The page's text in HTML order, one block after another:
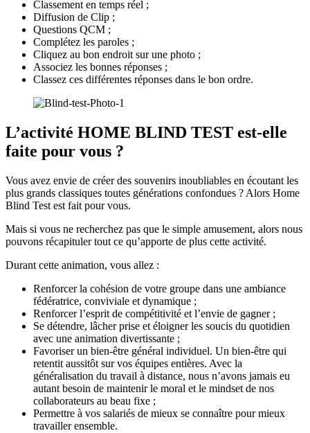
Classement en temps réel ;
Diffusion de Clip ;
Questions QCM ;
Complétez les paroles ;
Cliquez au bon endroit sur une photo ;
Associez les bonnes réponses ;
Classez ces différentes réponses dans le bon ordre.
L’activité HOME BLIND TEST est-elle
faite pour vous ?
Vous avez envie de créer des souvenirs inoubliables en écoutant les
plus grands classiques toutes générations confondues ? Alors Home
Blind Test est fait pour vous.
Mais si vous ne recherchez pas que le simple amusement, alors nous
pouvons récapituler tout ce qu’apporte de plus cette activité.
Durant cette animation, vous allez :
Renforcer la cohésion de votre groupe dans une ambiance
fédératrice, conviviale et dynamique ;
Renforcer l’esprit de compétitivité et l’envie de gagner ;
Se détendre, lâcher prise et éloigner les soucis du quotidien
avec une animation divertissante ;
Favoriser un bien-être général individuel. Un bien-être qui
retentit aussitôt sur vos équipes entières. Avec la
généralisation du travail à distance, nous n’avons jamais eu
autant besoin de maintenir le moral et le mindset de nos
collaborateurs au beau fixe ;
Permettre à vos salariés de mieux se connaître pour mieux
travailler ensemble.